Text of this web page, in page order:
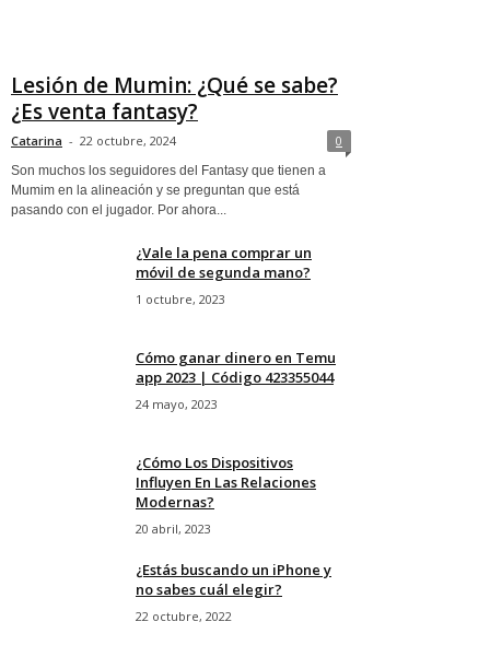
Lesión de Mumin: ¿Qué se sabe?
¿Es venta fantasy?
Catarina - 22 octubre, 2024 0
Son muchos los seguidores del Fantasy que tienen a
Mumim en la alineación y se preguntan que está
pasando con el jugador. Por ahora...
¿Vale la pena comprar un
móvil de segunda mano?
1 octubre, 2023
Cómo ganar dinero en Temu
app 2023 | Código 423355044
24 mayo, 2023
¿Cómo Los Dispositivos
Influyen En Las Relaciones
Modernas?
20 abril, 2023
¿Estás buscando un iPhone y
no sabes cuál elegir?
22 octubre, 2022